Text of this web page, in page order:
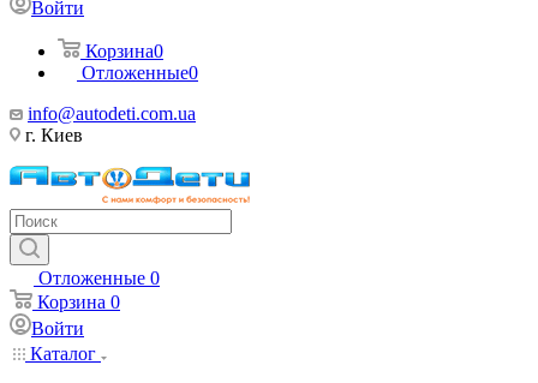
Войти
Корзина0
Отложенные0
info@autodeti.com.ua
г. Киев
Отложенные 0
Корзина 0
Войти
Каталог